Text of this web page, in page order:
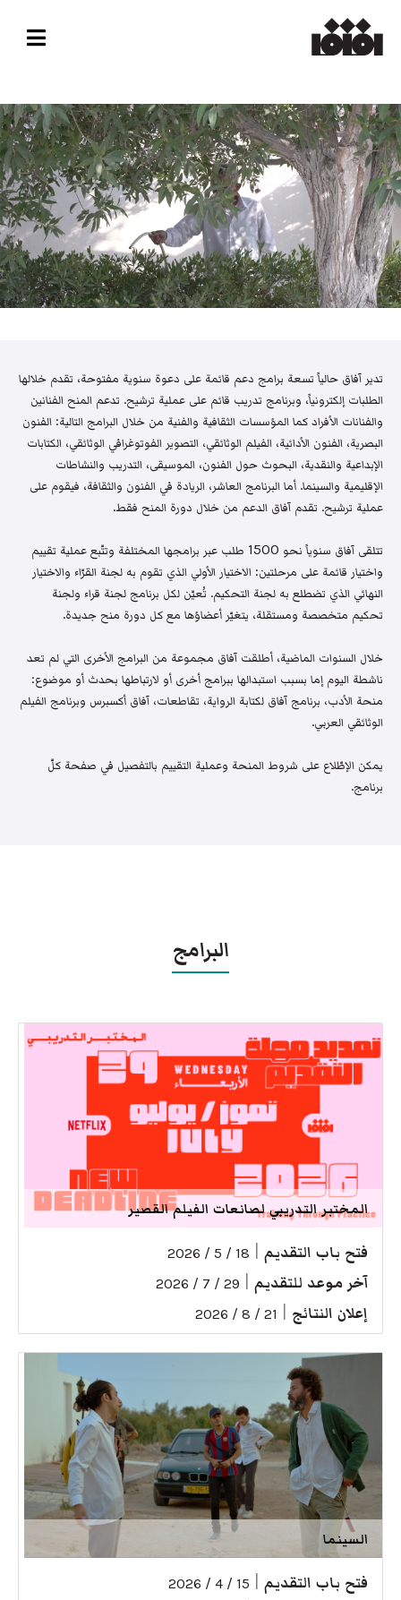
تدير آفاق حالياً تسعة برامج دعم قائمة على دعوة سنوية مفتوحة، تقدم خلالها
الطلبات إلكترونياً، وبرنامج تدريب قائم على عملية ترشيح. تدعم المنح الفنانين
والفنانات الأفراد كما المؤسسات الثقافية والفنية من خلال البرامج التالية: الفنون
البصرية، الفنون الأدائية، الفيلم الوثائقي، التصوير الفوتوغرافي الوثائقي، الكتابات
الإبداعية والنقدية، البحوث حول الفنون، الموسيقى، التدريب والنشاطات
الإقليمية والسينما. أما البرنامج العاشر، الريادة في الفنون والثقافة، فيقوم على
عملية ترشيح. تقدم آفاق الدعم من خلال دورة المنح فقط.
تتلقى آفاق سنوياً نحو 1500 طلب عبر برامجها المختلفة وتتّبع عملية تقييم
واختيار قائمة على مرحلتين: الاختيار الأولي الذي تقوم به لجنة القرّاء والاختيار
النهائي الذي تضطلع به لجنة التحكيم. تُعيّن لكل برنامج لجنة قراء ولجنة
تحكيم متخصصة ومستقلة، يتغيّر أعضاؤها مع كل دورة منح جديدة.
خلال السنوات الماضية، أطلقت آفاق مجموعة من البرامج الأخرى التي لم تعد
ناشطة اليوم إما بسبب استبدالها ببرامج أخرى أو لارتباطها بحدث أو موضوع:
منحة الأدب، برنامج آفاق لكتابة الرواية، تقاطعات، آفاق أكسبرس وبرنامج الفيلم
الوثائقي العربي.
يمكن الإطّلاع على شروط المنحة وعملية التقييم بالتفصيل في صفحة كلّ
برنامج.
البرامج
المختبر التدريبي لصانعات الفيلم القصير
فتح باب التقديم 18 / 5 / 2026
آخر موعد للتقديم 29 / 7 / 2026
إعلان النتائج 21 / 8 / 2026
السينما
فتح باب التقديم 15 / 4 / 2026